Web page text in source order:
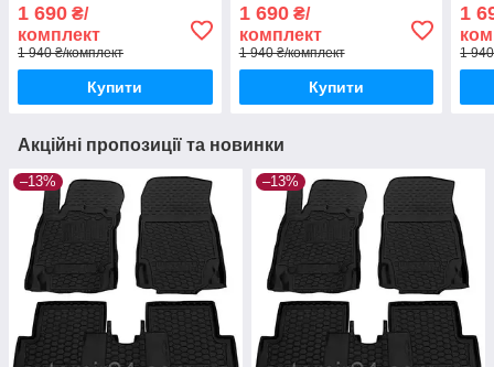
Сценік 1, 2 1996-2009
Автогум
1 690 ₴/
комплект
1 940 ₴/комплект
Купити
Автогум
1 690₴/
комплект
1 940 ₴/комплект
Купити
1
1
Акційні пропозиції та новинки
–13% –13%